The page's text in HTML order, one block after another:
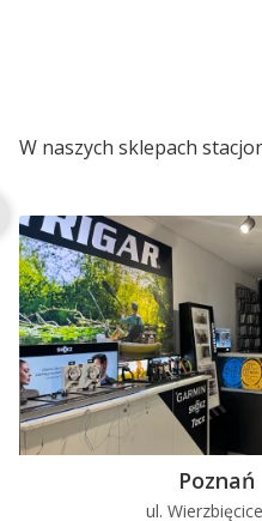
W naszych sklepach
Poznań
ul.